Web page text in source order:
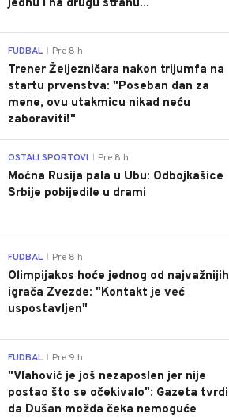
jednu i na drugu stranu...
FUDBAL Pre 8 h
Trener Željezničara nakon trijumfa na
startu prvenstva: "Poseban dan za
mene, ovu utakmicu nikad neću
zaboraviti!"
OSTALI SPORTOVI Pre 8 h
Moćna Rusija pala u Ubu: Odbojkašice
Srbije pobijedile u drami
FUDBAL Pre 8 h
Olimpijakos hoće jednog od najvažnijih
igrača Zvezde: "Kontakt je već
uspostavljen"
FUDBAL Pre 9 h
"Vlahović je još nezaposlen jer nije
postao što se očekivalo": Gazeta tvrdi
da Dušan možda čeka nemoguće